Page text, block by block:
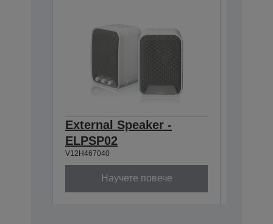
External Speaker -
ELPSP02
V12H467040
Научете повече